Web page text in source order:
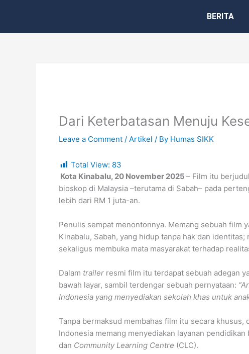
BERITA
Dari Keterbatasan Menuju
Leave a Comment / Artikel / By Humas SIKK
Total View: 83
Kota Kinabalu, 20 November 2025 – Film itu
bioskop di Malaysia –terutama di Sabah– pada
lebih dari RM 1 juta-an.
Penulis sempat menontonnya. Memang sebuah film
Kinabalu, Sabah, yang hidup tanpa hak dan
sekaligus membuka mata masyarakat terhadap
Dalam trailer resmi film itu terdapat sebuah adegan
bawah layar, sambil terdengar sebuah pernyataan:
Indonesia yang menyediakan sekolah khas untuk
Tanpa bermaksud membahas film itu secara
Indonesia memang menyediakan layanan
dan Community Learning Centre (CLC).